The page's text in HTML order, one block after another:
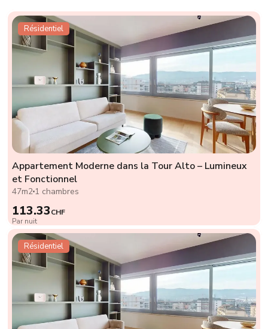
Résidentiel
Appartement Moderne dans la Tour Alto – Lumineux
et Fonctionnel
47m2 1 chambres
113.33CHF
Par nuit
Résidentiel